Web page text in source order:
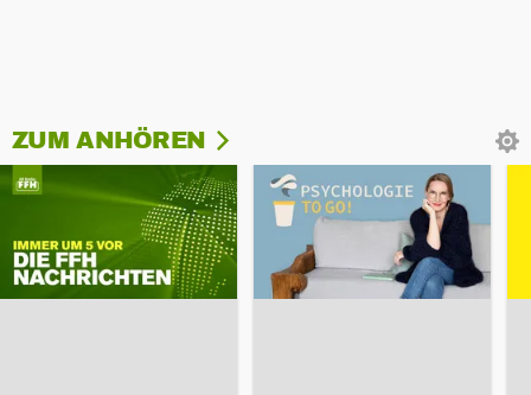
ZUM ANHÖREN